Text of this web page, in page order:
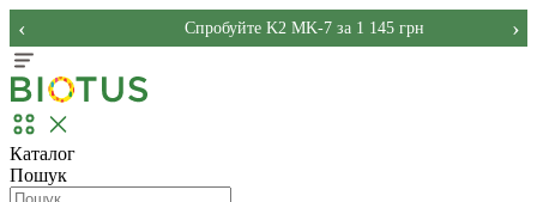
Спробуйте K2 MK-7 за 1 145 грн
‹ ›
Каталог
Пошук